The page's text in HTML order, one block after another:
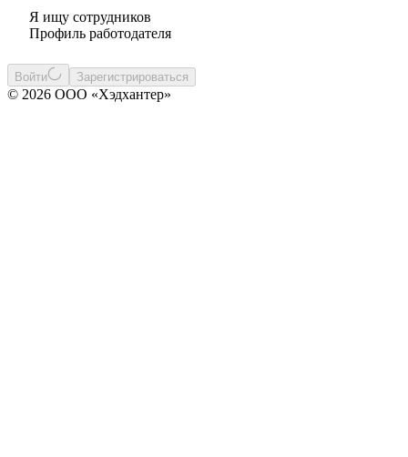
Я ищу сотрудников
Профиль работодателя
Войти Зарегистрироваться
© 2026 ООО «Хэдхантер»